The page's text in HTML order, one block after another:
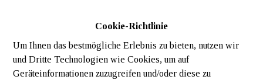
Cookie-Richtlinie
Um Ihnen das bestmögliche Erlebnis zu bieten, nutzen wir
und Dritte Technologien wie Cookies, um auf
Geräteinformationen zuzugreifen und/oder diese zu
9516 Wiltz (Luxembourg) | Ref: 777